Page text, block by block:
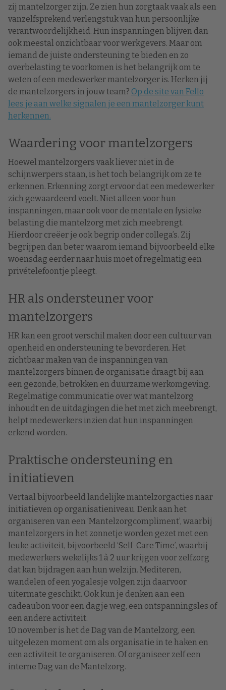
zij mantelzorger zijn. Ze zien hun zorgtaak vaak als een
vanzelfsprekend verlengstuk van hun persoonlijke
verantwoordelijkheid. Hun inspanningen blijven dan
ook meestal onzichtbaar voor werkgevers. Maar om
iemand de juiste ondersteuning te bieden en zo
overbelasting te voorkomen is het belangrijk om te
weten of een medewerker mantelzorger is. Herken jij
de mantelzorgers in jouw team? Op de site van Fello
lees je aan welke signalen je een mantelzorger kunt
herkennen.
Waardering voor mantelzorgers
Hoewel mantelzorgers vaak liever niet in de
schijnwerpers staan, is het toch belangrijk om ze te
erkennen. Erkenning zorgt ervoor dat een medewerker
zich gewaardeerd voelt. Niet alleen voor hun
inspanningen, maar ook voor de mentale en fysieke
belasting die mantelzorg met zich meebrengt.
Hierdoor creëer je ook begrip onder collega’s. Zij
begrijpen dan beter waarom iemand bijvoorbeeld elke
woensdag eerder naar huis moet of regelmatig een
privételefoontje pleegt.
HR als ondersteuner voor
mantelzorgers
HR kan een groot verschil maken door een cultuur van
openheid en ondersteuning te bevorderen. Het
zichtbaar maken van de inspanningen van
mantelzorgers binnen de organisatie draagt bij aan
een gezonde, betrokken en duurzame werkomgeving.
Regelmatige communicatie over wat mantelzorg
inhoudt en de uitdagingen die het met zich meebrengt,
helpt medewerkers inzien dat hun inspanningen
erkend worden.
Praktische ondersteuning en
initiatieven
Vertaal bijvoorbeeld landelijke mantelzorgacties naar
initiatieven op organisatieniveau. Denk aan het
organiseren van een ‘Mantelzorgcompliment’, waarbij
mantelzorgers in het zonnetje worden gezet met een
leuke activiteit, bijvoorbeeld ‘Self-Care Time’, waarbij
medewerkers wekelijks 1 à 2 uur krijgen voor zelfzorg
dat kan bijdragen aan hun welzijn. Mediteren,
wandelen of een yogalesje volgen zijn daarvoor
uitermate geschikt. Ook kun je denken aan een
cadeaubon voor een dagje weg, een ontspanningsles of
een andere activiteit.
10 november is het de Dag van de Mantelzorg, een
uitgelezen moment om als organisatie in te haken en
een activiteit te organiseren. Of organiseer zelf een
interne Dag van de Mantelzorg.